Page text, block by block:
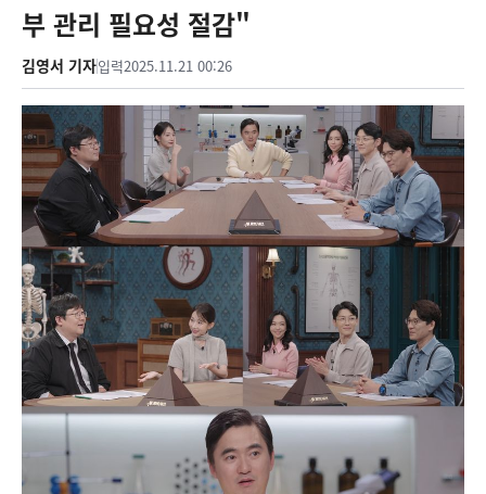
부 관리 필요성 절감"
김영서 기자입력2025.11.21 00:26